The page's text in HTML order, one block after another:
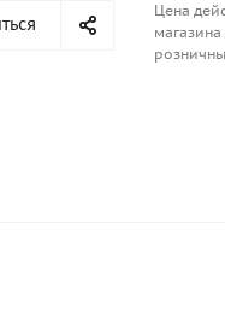
Цена